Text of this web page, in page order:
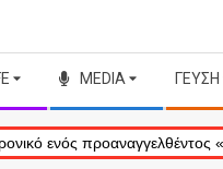
MEDIA ΓΕΎΣΗ
προαναγγελθέντος